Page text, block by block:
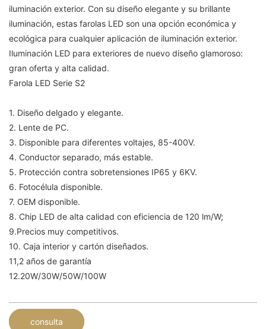
iluminación exterior. Con su diseño elegante y su brillante
iluminación, estas farolas LED son una opción económica y
ecológica para cualquier aplicación de iluminación exterior.
Iluminación LED para exteriores de nuevo diseño glamoroso:
gran oferta y alta calidad.
Farola LED Serie S2
1. Diseño delgado y elegante.
2. Lente de PC.
3. Disponible para diferentes voltajes, 85-400V.
4. Conductor separado, más estable.
5. Protección contra sobretensiones IP65 y 6KV.
6. Fotocélula disponible.
7. OEM disponible.
8. Chip LED de alta calidad con eficiencia de 120 lm/W;
9.Precios muy competitivos.
10. Caja interior y cartón diseñados.
11,2 años de garantía
12.20W/30W/50W/100W
consulta